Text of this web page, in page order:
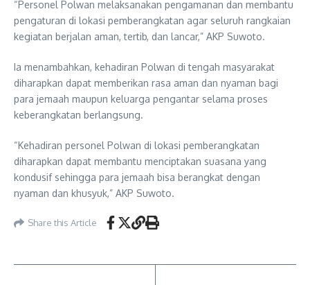
“Personel Polwan melaksanakan pengamanan dan membantu
pengaturan di lokasi pemberangkatan agar seluruh rangkaian
kegiatan berjalan aman, tertib, dan lancar,” AKP Suwoto.
Ia menambahkan, kehadiran Polwan di tengah masyarakat
diharapkan dapat memberikan rasa aman dan nyaman bagi
para jemaah maupun keluarga pengantar selama proses
keberangkatan berlangsung.
“Kehadiran personel Polwan di lokasi pemberangkatan
diharapkan dapat membantu menciptakan suasana yang
kondusif sehingga para jemaah bisa berangkat dengan
nyaman dan khusyuk,” AKP Suwoto.
Share this Article